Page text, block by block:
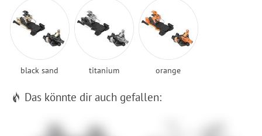
black sand titanium orange
Das könnte dir auch gefallen: